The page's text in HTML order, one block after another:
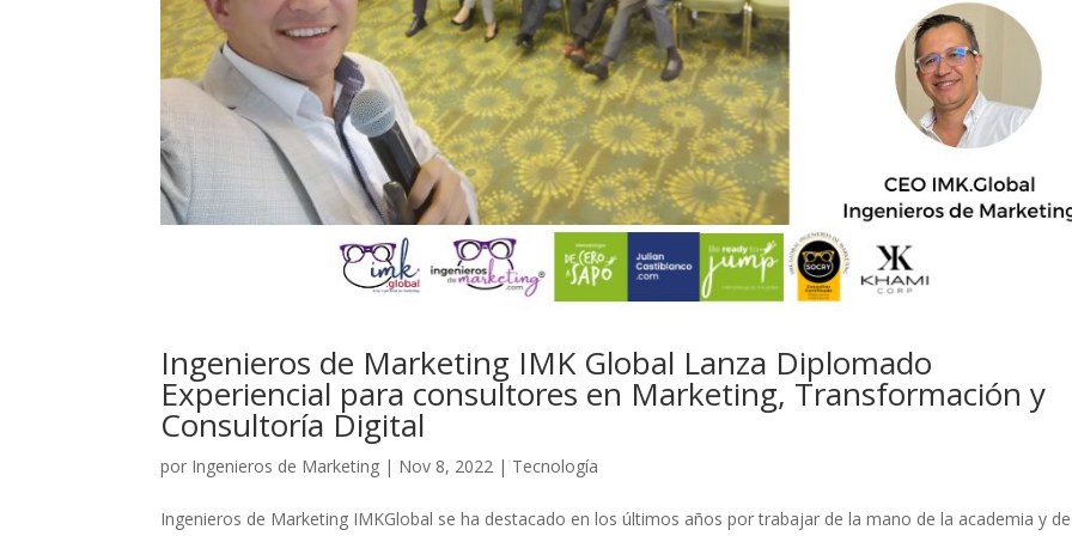
Ingenieros de Marketing IMK Global Lanza Diplomado
Experiencial para consultores en Marketing, Transformación y
Consultoría Digital
por Ingenieros de Marketing | Nov 8, 2022 | Tecnología
Ingenieros de Marketing IMKGlobal se ha destacado en los últimos años por trabajar de la mano de la academia y